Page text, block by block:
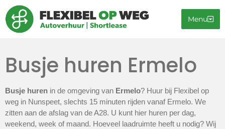
Menu
Busje huren Ermelo
Busje huren in de omgeving van Ermelo? Huur bij Flexibel op
weg in Nunspeet, slechts 15 minuten rijden vanaf Ermelo. We
zitten aan de afslag van de A28. U kunt hier huren per dag,
weekend, week of maand. Hoeveel laadruimte heeft u nodig? Wij